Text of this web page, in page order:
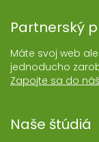
Partnerský
Máte svoj web
jednoducho
Zapojte sa do
Naše štúdiá